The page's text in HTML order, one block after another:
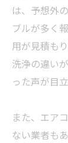
は、予想外
ブルが多く
用が見積も
洗浄の違い
った声が目
また、エア
ない業者も